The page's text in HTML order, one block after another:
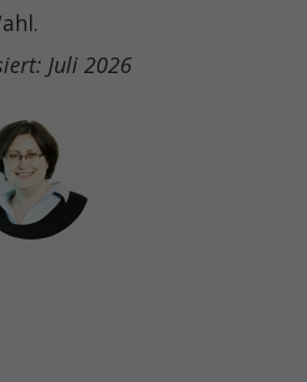
Juli 2026